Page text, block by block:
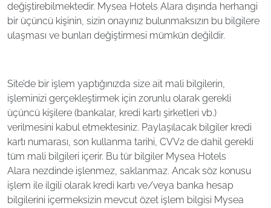
değiştirebilmektedir. Mysea Hotels Alara dışında herhangi
bir üçüncü kişinin, sizin onayınız bulunmaksızın bu bilgilere
ulaşması ve bunları değiştirmesi mümkün değildir.
Site’de bir işlem yaptığınızda size ait mali bilgilerin,
işleminizi gerçekleştirmek için zorunlu olarak gerekli
üçüncü kişilere (bankalar, kredi kartı şirketleri vb.)
verilmesini kabul etmektesiniz. Paylaşılacak bilgiler kredi
kartı numarası, son kullanma tarihi, CVV2 de dahil gerekli
tüm mali bilgileri içerir. Bu tür bilgiler Mysea Hotels
Alara nezdinde işlenmez, saklanmaz. Ancak söz konusu
işlem ile ilgili olarak kredi kartı ve/veya banka hesap
bilgilerini içermeksizin mevcut özet işlem bilgisi Mysea